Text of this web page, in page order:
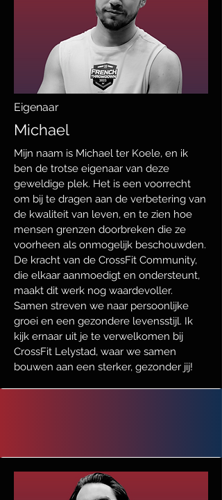
Eigenaar
Michael
Mijn naam is Michael ter Koele, en ik
ben de trotse eigenaar van deze
geweldige plek. Het is een voorrecht
om bij te dragen aan de verbetering van
de kwaliteit van leven, en te zien hoe
mensen grenzen doorbreken die ze
voorheen als onmogelijk beschouwden.
De kracht van de CrossFit Community,
die elkaar aanmoedigt en ondersteunt,
maakt dit werk nog waardevoller.
Samen streven we naar persoonlijke
groei en een gezondere levensstijl. Ik
kijk ernaar uit je te verwelkomen bij
CrossFit Lelystad, waar we samen
bouwen aan een sterker, gezonder jij!